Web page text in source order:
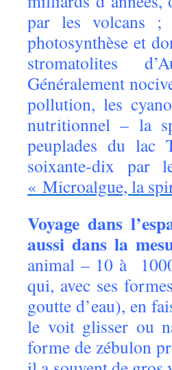
par les volcans
photosynthèse et
stromatolites
Généralement
pollution, les
nutritionnel – la
peuplades du lac
soixante-dix par
« Microalgue, la
Voyage dans
aussi dans la
animal – 10 à
qui, avec ses
goutte d’eau), en
le voit glisser ou
forme de zébulon